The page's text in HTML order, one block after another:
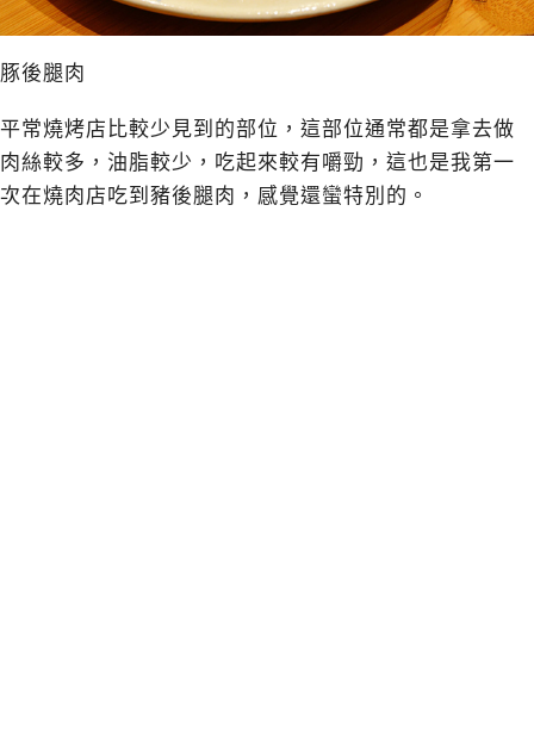
豚後腿肉
平常燒烤店比較少見到的部位，這部位通常都是拿去做
肉絲較多，油脂較少，吃起來較有嚼勁，這也是我第一
次在燒肉店吃到豬後腿肉，感覺還蠻特別的。